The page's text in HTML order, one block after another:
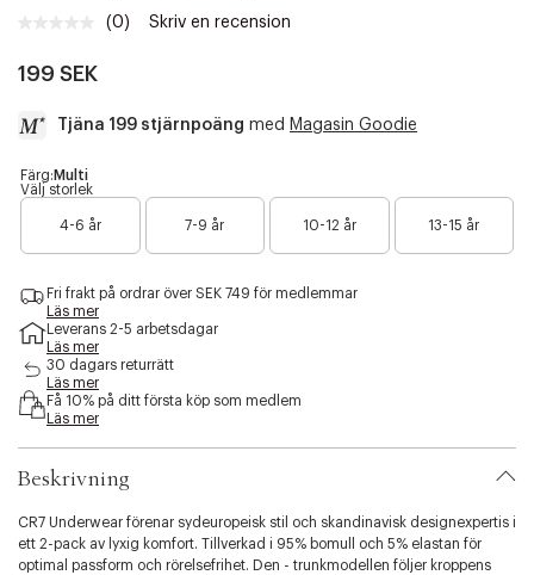
Inget
sida.
(0) Skriv en recension
199 SEK
Tjäna 199 stjärnpoäng med Magasin Goodie
a
c
s
i
b
i
i
t
v
r
i
a
Färg: Multi
Välj storlek
4-6 år 7-9 år 10-12 år 13-15 år
Fri frakt på ordrar över SEK 749 för medlemmar
Läs mer
Leverans 2-5 arbetsdagar
Läs mer
30 dagars returrätt
Läs mer
Få 10% på ditt första köp som medlem
Läs mer
Beskrivning
CR7 Underwear förenar sydeuropeisk stil och skandinavisk designexpertis i
ett 2-pack av lyxig komfort. Tillverkad i 95% bomull och 5% elastan för
optimal passform och rörelsefrihet. Den - trunkmodellen följer kroppens